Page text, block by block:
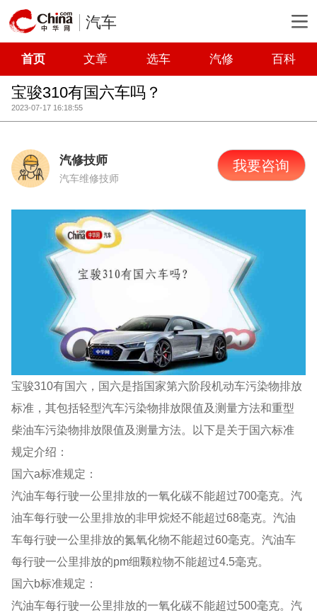
汽车
首页 文章 选车 汽修 百科
宝骏310有国六车吗？
2023-07-17 16:18:55
汽修技师
汽车维修技师
我要咨询
宝骏310有国六，国六是指国家第六阶段机动车污染物排放
标准，其包括轻型汽车污染物排放限值及测量方法和重型
柴油车污染物排放限值及测量方法。以下是关于国六标准
规定介绍：
国六a标准规定：
汽油车每行驶一公里排放的一氧化碳不能超过700毫克。汽
油车每行驶一公里排放的非甲烷烃不能超过68毫克。汽油
车每行驶一公里排放的氮氧化物不能超过60毫克。汽油车
每行驶一公里排放的pm细颗粒物不能超过4.5毫克。
国六b标准规定：
汽油车每行驶一公里排放的一氧化碳不能超过500毫克。汽